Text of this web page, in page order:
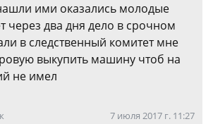
ими оказались молодые
через два дня дело в срочном
в следственный комитет мне
выкупить машину чтоб на
не имел
7 июля 2017 г. 11:27